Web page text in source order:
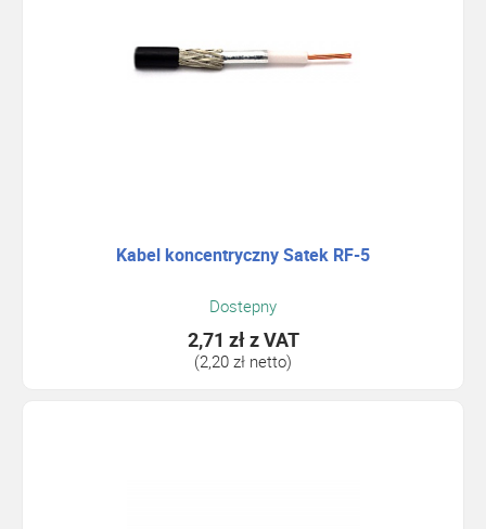
Kabel koncentryczny Satek RF-5
Dostepny
2,71 złz VAT
(2,20 zł netto)